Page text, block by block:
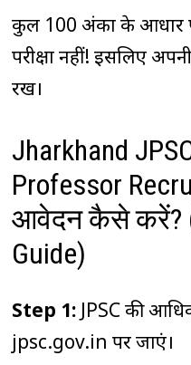
कुल 100 अंकों के आधार
परीक्षा नहीं! इसलिए
रखें।
Jharkhand
Professor
आवेदन कैसे करें?
Guide)
Step 1:JPSC की
jpsc.gov.in पर जाएं।